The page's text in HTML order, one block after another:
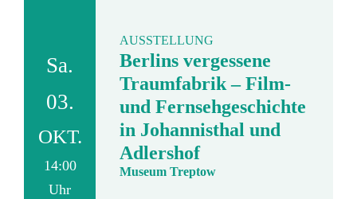
Sa.
03.
OKT.
14:00
Uhr
AUSSTELLUNG
Berlins vergessene
Traumfabrik – Film-
und Fernsehgeschichte
in Johannisthal und
Adlershof
Museum Treptow